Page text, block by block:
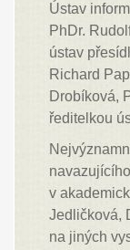
Ústav
PhDr.
ústav
Richard
Drobíková,
ředitelkou
v
Jedličková,
na jiných